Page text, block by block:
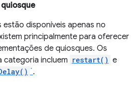
estão disponíveis apenas no
principalmente para oferecer
de quiosques. Os
categoria incluem restart() e
`.